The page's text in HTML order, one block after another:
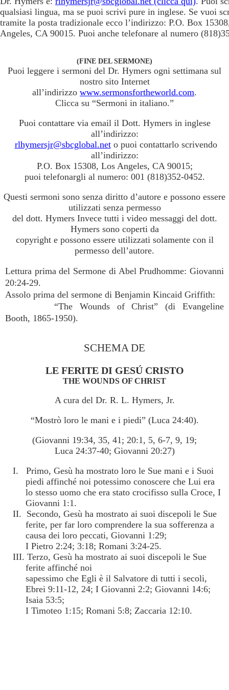
qualsiasi lingua, ma se puoi scrivi pure in inglese. Se vuoi
tramite la posta tradizionale ecco l’indirizzo: P.O. Box
Angeles, CA 90015. Puoi anche telefonare al numero
(FINE DEL SERMONE)
Puoi leggere i sermoni del Dr. Hymers ogni settimana sul
nostro sito Internet
all’indirizzo www.sermonsfortheworld.com.
Clicca su “Sermoni in italiano.”
Puoi contattare via email il Dott. Hymers in inglese
all’indirizzo:
rlhymersjr@sbcglobal.neto puoi contattarlo scrivendo
all’indirizzo:
P.O. Box 15308, Los Angeles, CA 90015;
puoi telefonargli al numero: 001 (818)352-0452.
Questi sermoni sono senza diritto d’autore e possono essere
utilizzati senza permesso
del dott. Hymers Invece tutti i video messaggi del dott.
Hymers sono coperti da
copyright e possono essere utilizzati solamente con il
permesso dell’autore.
Lettura prima del Sermone di Abel Prudhomme: Giovanni
20:24-29.
Assolo prima del sermone di Benjamin Kincaid Griffith:
“The Wounds of Christ” (di Evangeline
Booth, 1865-1950).
SCHEMA DE
LE FERITE DI GESÚ CRISTO
THE WOUNDS OF CHRIST
A cura del Dr. R. L. Hymers, Jr.
“Mostrò loro le mani e i piedi” (Luca 24:40).
(Giovanni 19:34, 35, 41; 20:1, 5, 6-7, 9, 19;
Luca 24:37-40; Giovanni 20:27)
I. Primo, Gesù ha mostrato loro le Sue mani e i Suoi
piedi affinché noi potessimo conoscere che Lui era
lo stesso uomo che era stato crocifisso sulla Croce, I
Giovanni 1:1.
II. Secondo, Gesù ha mostrato ai suoi discepoli le Sue
ferite, per far loro comprendere la sua sofferenza a
causa dei loro peccati, Giovanni 1:29;
I Pietro 2:24; 3:18; Romani 3:24-25.
III. Terzo, Gesù ha mostrato ai suoi discepoli le Sue
ferite affinché noi
sapessimo che Egli è il Salvatore di tutti i secoli,
Ebrei 9:11-12, 24; I Giovanni 2:2; Giovanni 14:6;
Isaia 53:5;
I Timoteo 1:15; Romani 5:8; Zaccaria 12:10.